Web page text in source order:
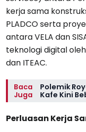
kerja sama
PLADCO serta
antara VELA dan
teknologi digital
dan ITEAC.
Baca
Juga
Polemik
Kafe Kini
Perluasan Kerja